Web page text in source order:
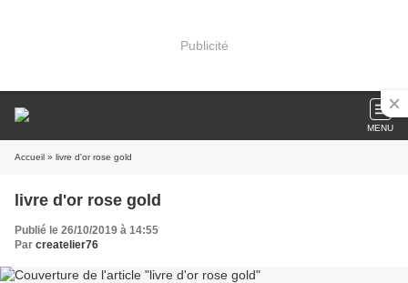
Publicité
MENU
Accueil » livre d'or rose gold
livre d'or rose gold
Publié le 26/10/2019 à 14:55
Par createlier76